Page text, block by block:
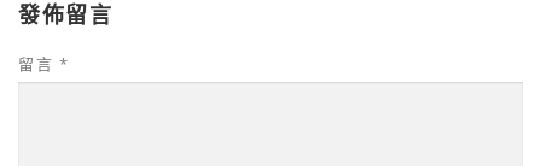
發佈留言
留言 *